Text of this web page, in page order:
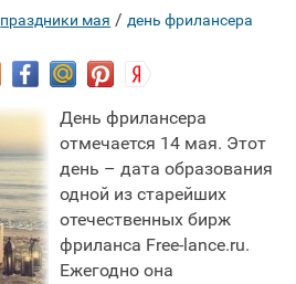
праздники мая /день фрилансера
День фрилансера
отмечается 14 мая. Этот
день – дата образования
одной из старейших
отечественных бирж
фриланса Free-lance.ru.
Ежегодно она